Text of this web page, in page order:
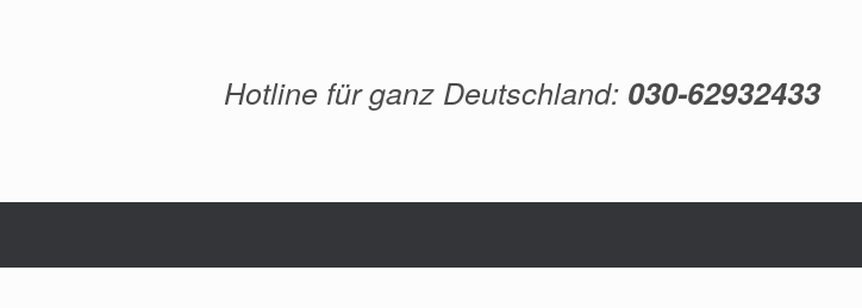
Hotline für ganz Deutschland: 030-62932433